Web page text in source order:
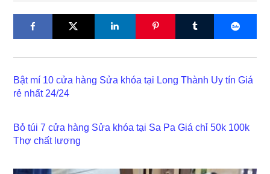
Bật mí 10 cửa hàng Sửa khóa tại Long Thành Uy tín Giá
rẻ nhất 24/24
Bỏ túi 7 cửa hàng Sửa khóa tại Sa Pa Giá chỉ 50k 100k
Thợ chất lượng